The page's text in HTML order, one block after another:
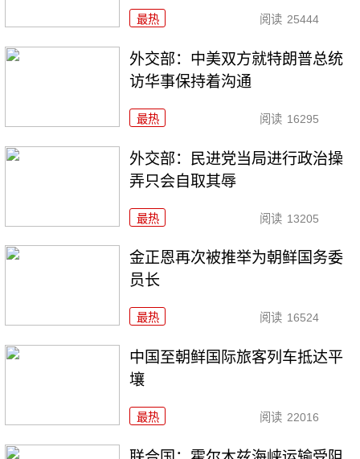
最热 阅读 25444
外交部：中美双方就特朗普总统
访华事保持着沟通
最热 阅读 16295
外交部：民进党当局进行政治操
弄只会自取其辱
最热 阅读 13205
金正恩再次被推举为朝鲜国务委
员长
最热 阅读 16524
中国至朝鲜国际旅客列车抵达平
壤
最热 阅读 22016